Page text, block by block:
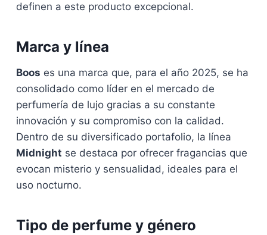
definen a este producto excepcional.
Marca y línea
Boos es una marca que, para el año 2025, se ha
consolidado como líder en el mercado de
perfumería de lujo gracias a su constante
innovación y su compromiso con la calidad.
Dentro de su diversificado portafolio, la línea
Midnight se destaca por ofrecer fragancias que
evocan misterio y sensualidad, ideales para el
uso nocturno.
Tipo de perfume y género